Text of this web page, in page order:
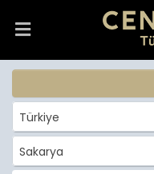
Türkiye
Sakarya